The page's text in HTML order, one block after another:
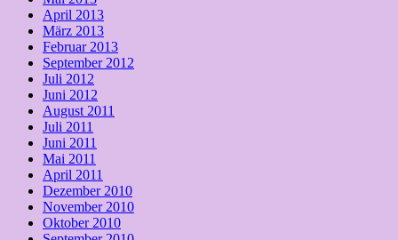
April 2013
März 2013
Februar 2013
September 2012
Juli 2012
Juni 2012
August 2011
Juli 2011
Juni 2011
Mai 2011
April 2011
Dezember 2010
November 2010
Oktober 2010